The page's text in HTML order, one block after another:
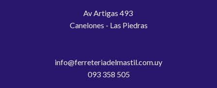
Av Artigas 493
Canelones - Las Piedras
info@ferreteriadelmastil.com.uy
093 358 505